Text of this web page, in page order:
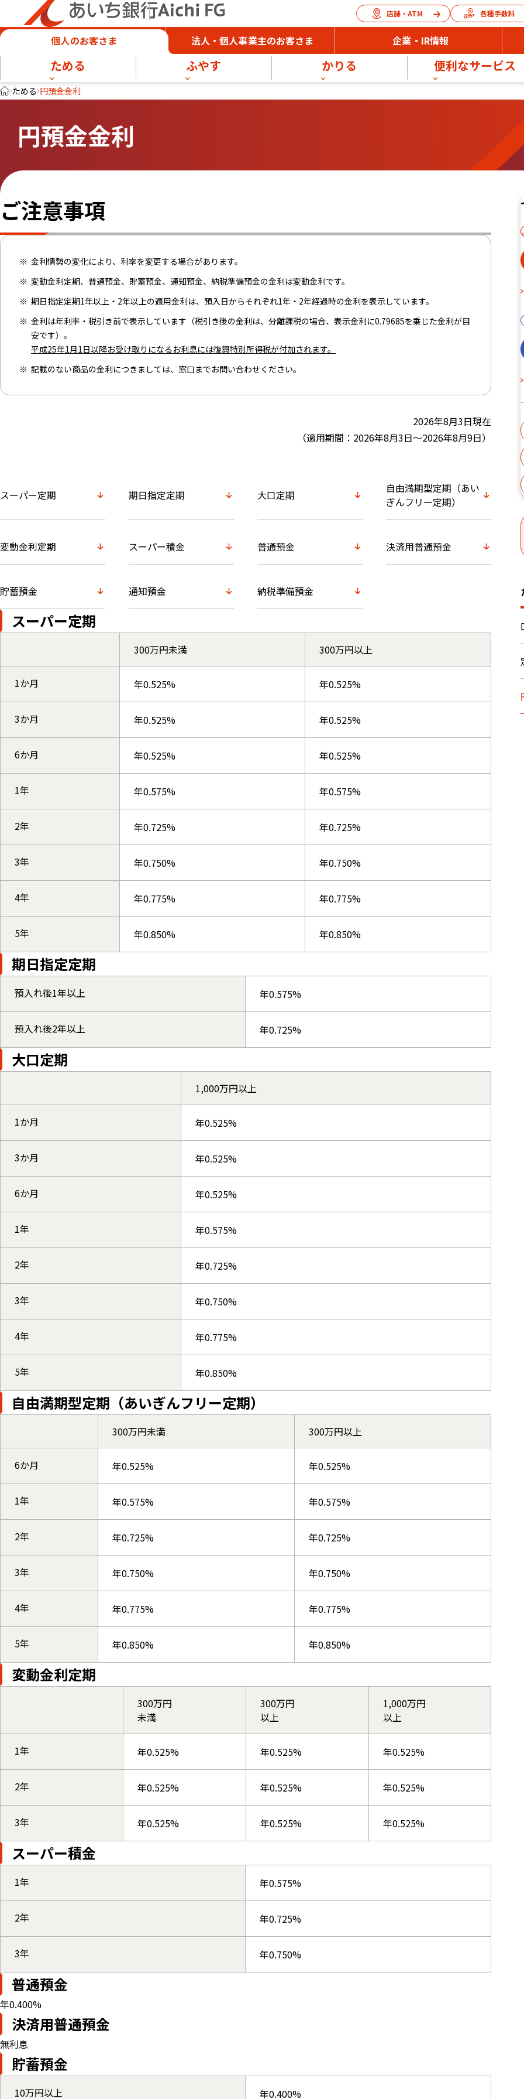
店舗・ATM 各種手数料
個人のお客さま 法人・個人事業主のお客さま 企業・IR情報
ためる ふやす かりる 便利なサービス
ためる 円預金金利
円預金金利
ご注意事項
金利情勢の変化により、利率を変更する場合があります。
変動金利定期、普通預金、貯蓄預金、通知預金、納税準備預金の金利は変動金利です。
期日指定定期1年以上・2年以上の適用金利は、預入日からそれぞれ1年・2年経過時の金利を表示しています。
金利は年利率・税引き前で表示しています（税引き後の金利は、分離課税の場合、表示金利に0.79685を乗じた金利が目
安です）。
平成25年1月1日以降お受け取りになるお利息には復興特別所得税が付加されます。
記載のない商品の金利につきましては、窓口までお問い合わせください。
2026年8月3日現在
（適用期間：2026年8月3日～2026年8月9日）
スーパー定期 期日指定定期 大口定期
自由満期型定期（あい
ぎんフリー定期）
変動金利定期 スーパー積金 普通預金 決済用普通預金
貯蓄預金 通知預金 納税準備預金
スーパー定期
300万円未満 300万円以上
1か月 年0.525% 年0.525%
3か月 年0.525% 年0.525%
6か月 年0.525% 年0.525%
1年 年0.575% 年0.575%
2年 年0.725% 年0.725%
3年 年0.750% 年0.750%
4年 年0.775% 年0.775%
5年 年0.850% 年0.850%
期日指定定期
預入れ後1年以上 年0.575%
預入れ後2年以上 年0.725%
大口定期
1,000万円以上
1か月 年0.525%
3か月 年0.525%
6か月 年0.525%
1年 年0.575%
2年 年0.725%
3年 年0.750%
4年 年0.775%
5年 年0.850%
自由満期型定期（あいぎんフリー定期）
300万円未満 300万円以上
6か月 年0.525% 年0.525%
1年 年0.575% 年0.575%
2年 年0.725% 年0.725%
3年 年0.750% 年0.750%
4年 年0.775% 年0.775%
5年 年0.850% 年0.850%
変動金利定期
300万円
未満
300万円
以上
1,000万円
以上
1年 年0.525% 年0.525% 年0.525%
2年 年0.525% 年0.525% 年0.525%
3年 年0.525% 年0.525% 年0.525%
スーパー積金
1年 年0.575%
2年 年0.725%
3年 年0.750%
普通預金
年0.400%
決済用普通預金
無利息
貯蓄預金
10万円以上 年0.400%